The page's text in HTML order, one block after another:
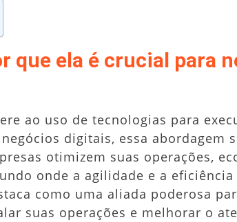
que ela é crucial para
ao uso de tecnologias para
digitais, essa abordagem
otimizem suas operações,
onde a agilidade e a eficiência
como uma aliada poderosa
suas operações e melhorar o